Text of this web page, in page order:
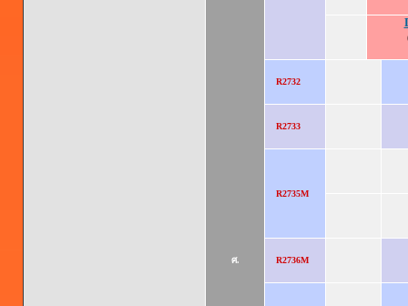
ศ.
R2732
R2733
R2735M
R2736M